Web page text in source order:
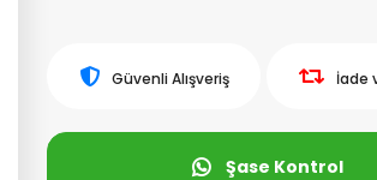
Güvenli Alışveriş İade
Şase Kontrol